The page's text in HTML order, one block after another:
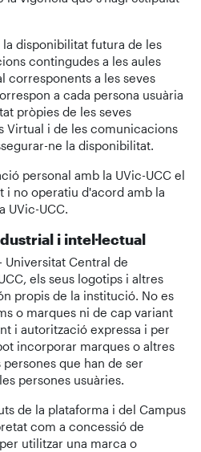
la disponibilitat futura de les
contingudes a les aules
corresponents a les seves
a cada persona usuària
pròpies de les seves
Virtual i de les comunicacions
ne la disponibilitat.
personal amb la UVic-UCC el
i no operatiu d'acord amb la
UVic-UCC.
i intel·lectual
Universitat Central de
els seus logotips i altres
propis de la institució. No es
o marques ni de cap variant
i autorització expressa i per
incorporar marques o altres
que han de ser
persones usuàries.
de la plataforma i del Campus
com a concessió de
utilitzar una marca o